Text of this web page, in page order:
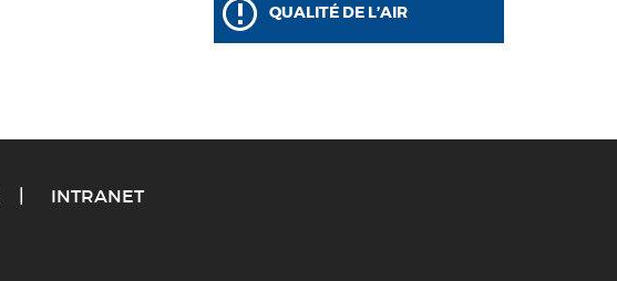
QUALITÉ DE L’AIR
INTRANET